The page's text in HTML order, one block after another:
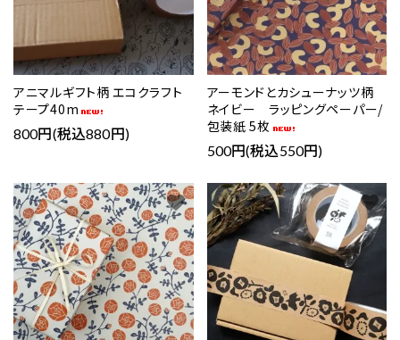
アニマルギフト柄 エコクラフト
テープ40m
800円(税込880円)
アーモンドとカシューナッツ柄
ネイビー ラッピングペーパー/
包装紙 5枚
500円(税込550円)
favorite favorite